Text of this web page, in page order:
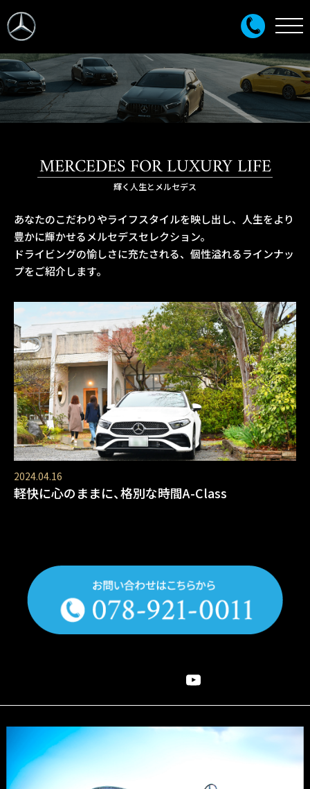
MERCEDES FOR LUXURY LIFE
輝く人生とメルセデス
あなたのこだわりやライフスタイルを映し出し、人生をより
豊かに輝かせるメルセデスセレクション。
ドライビングの愉しさに充たされる、個性溢れるラインナッ
プをご紹介します。
2024.04.16
軽快に心のままに、格別な時間A-Class